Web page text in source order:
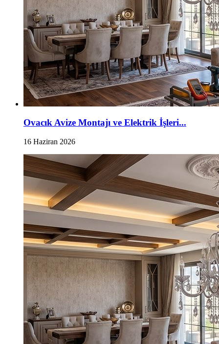
Ovacık Avize Montajı ve Elektrik İşleri...
16 Haziran 2026